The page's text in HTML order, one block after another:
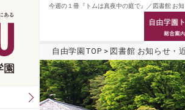
今週の１冊『トムは真夜中の庭で』／図書館 お
自由学園TOP 図書館 お知らせ・